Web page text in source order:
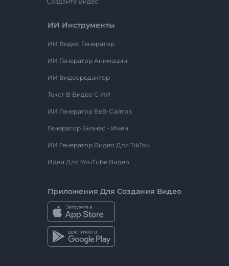
ИИ Инструменты
ИИ Видео Генератор
ИИ Генератор Анимации
ИИ Видеоредактор
Текст В Видео С ИИ
ИИ Генератор Веб-Сайтов
Генератор Бизнес - Имён
ИИ Генератор Видео Для TikTok
Идеи Для YouTube Видео
Приложения Для Создания Видео